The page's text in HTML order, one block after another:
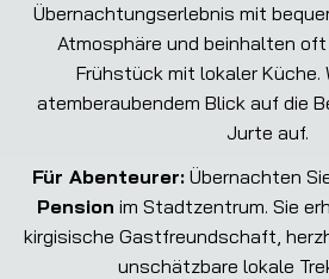
Übernachtungserlebnis mit
Atmosphäre und beinhalten
Frühstück mit lokaler Küche.
atemberaubendem Blick auf die
Jurte auf.
Für Abenteurer: Übernachten
Pension im Stadtzentrum. Sie
kirgisische Gastfreundschaft,
unschätzbare lokale